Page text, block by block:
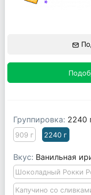
Группировка: 2240
909 г 2240 г
Вкус: Ванильная
Шоколадный Рокки
Капучино со